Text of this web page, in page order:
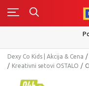
Dexy Co Kids | Akcija & Cena
Kreativni setovi OSTALO